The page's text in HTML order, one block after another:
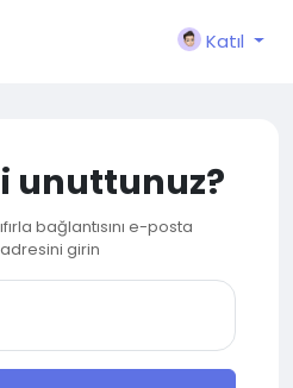
Katıl
unuttunuz?
bağlantısını e-posta
girin